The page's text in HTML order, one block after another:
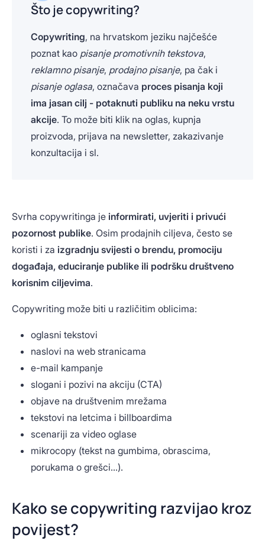
Što je copywriting?
Copywriting, na hrvatskom jeziku najčešće
poznat kao pisanje promotivnih tekstova,
reklamno pisanje, prodajno pisanje, pa čak i
pisanje oglasa, označava proces pisanja koji
ima jasan cilj - potaknuti publiku na neku vrstu
akcije. To može biti klik na oglas, kupnja
proizvoda, prijava na newsletter, zakazivanje
konzultacija i sl.
Svrha copywritinga je informirati, uvjeriti i privući
pozornost publike. Osim prodajnih ciljeva, često se
koristi i za izgradnju svijesti o brendu, promociju
događaja, educiranje publike ili podršku društveno
korisnim ciljevima.
Copywriting može biti u različitim oblicima:
oglasni tekstovi
naslovi na web stranicama
e-mail kampanje
slogani i pozivi na akciju (CTA)
objave na društvenim mrežama
tekstovi na letcima i billboardima
scenariji za video oglase
mikrocopy (tekst na gumbima, obrascima,
porukama o grešci...).
Kako se copywriting razvijao kroz
povijest?